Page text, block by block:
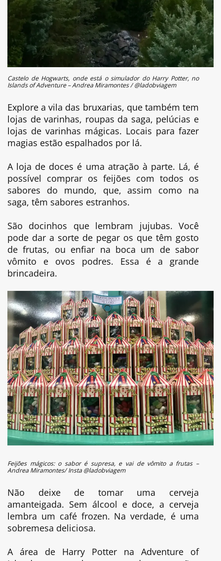
Castelo de Hogwarts, onde está o simulador do Harry Potter, no
Islands of Adventure – Andrea Miramontes / @ladobviagem
Explore a vila das bruxarias, que também tem
lojas de varinhas, roupas da saga, pelúcias e
lojas de varinhas mágicas. Locais para fazer
magias estão espalhados por lá.
A loja de doces é uma atração à parte. Lá, é
possível comprar os feijões com todos os
sabores do mundo, que, assim como na
saga, têm sabores estranhos.
São docinhos que lembram jujubas. Você
pode dar a sorte de pegar os que têm gosto
de frutas, ou enfiar na boca um de sabor
vômito e ovos podres. Essa é a grande
brincadeira.
Feijões mágicos: o sabor é supresa, e vai de vômito a frutas –
Andrea Miramontes/ Insta @ladobviagem
Não deixe de tomar uma cerveja
amanteigada. Sem álcool e doce, a cerveja
lembra um café frozen. Na verdade, é uma
sobremesa deliciosa.
A área de Harry Potter na Adventure of